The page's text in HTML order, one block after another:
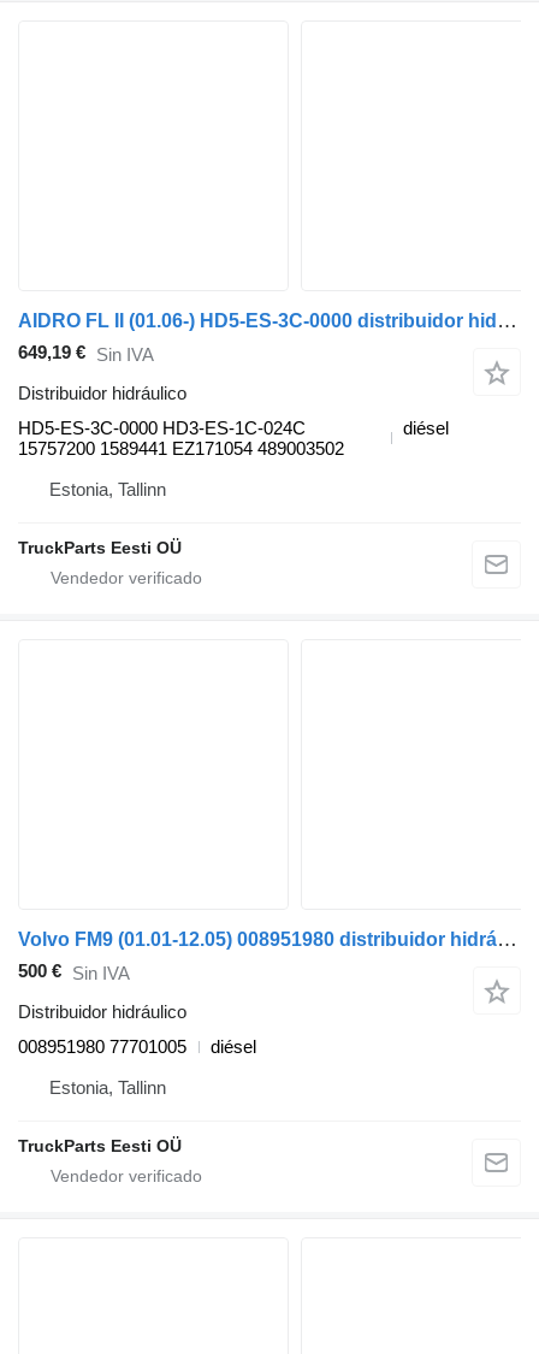
AIDRO FL II (01.06-) HD5-ES-3C-0000 distribuidor hidráulico para Volvo FL, FE (2005-2014) cabeza tractora
649,19 € Sin IVA
Distribuidor hidráulico
HD5-ES-3C-0000 HD3-ES-1C-024C
15757200 1589441 EZ171054 489003502
diésel
Estonia, Tallinn
TruckParts Eesti OÜ
Volvo FM9 (01.01-12.05) 008951980 distribuidor hidráulico para Volvo FM7-FM12, FM, FMX (1998-2014) cabeza tractora
500 € Sin IVA
Distribuidor hidráulico
008951980 77701005
diésel
Estonia, Tallinn
TruckParts Eesti OÜ